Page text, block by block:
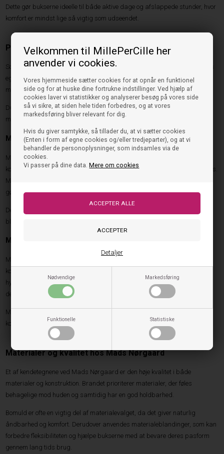
Velkommen til MillePerCille her
anvender vi cookies.
Vores hjemmeside sætter cookies for at opnår en funktionel
side og for at huske dine fortrukne indstillinger. Ved hjælp af
cookies laver vi statistikker og analyserer besøg på vores side
så vi sikre, at siden hele tiden forbedres, og at vores
markedsføring bliver relevant for dig.
Hvis du giver samtykke, så tillader du, at vi sætter cookies
(Enten i form af egne cookies og/eller tredjeparter), og at vi
behandler de personoplysninger, som indsamles via de
cookies.
Vi passer på dine data. Mere om cookies
Nødvendige Markedsføring
Funktionelle Statistiske
Detaljer
Dette gør bukserne ideelle til både aktive dage og afslappede stunder, hvor
komfort er mindst lige så vigtig som udseendet.
Populære modeller fra Mads Nørgaard
Sortimentet byder på flere forskellige typer bukser, der hver især har deres
egne styrker. Uanset om du foretrækker et afslappet look eller ønsker
maksimal komfort, findes der en model, som passer til behovet.
Du kan se det samlede udvalg afMads Nørgaard - Bukser
model, der passer bedst til garderoben.
Mads Nørgaard Sweatpants Stripe Verona
Mads Nørgaard Sweatpants Stripe Verona er en populær model, der
kombinerer afslappet komfort med brandets karakteristiske designunivers.
Modellen er ideel til hverdagsbrug og tilbyder en behagelig pasform, som
gør den velegnet til både skole, fritid og afslapning.
De gennemtænkte detaljer og den høje kvalitet gør bukserne til en favorit
blandt mange, der ønsker et moderne og komfortabelt look.
Mads Nørgaard Sweatpants Paya
Mads Nørgaard Sweatpants Paya er skabt med fokus på maksimal
komfort. Den bløde kvalitet og afslappede pasform gør modellen perfekt til
hyggelige dage og afslappede aktiviteter. Samtidig sikrer det stilrene
design, at bukserne nemt kan indgå som en del af et moderne outfit.
Modellen er et godt eksempel på, hvordan Mads Nørgaard formår at
kombinere funktionalitet og mode i ét produkt.
Materialer og kvalitet hos Mads Nørgaard
Et af kendetegnene ved Mads Nørgaard er den høje kvalitet i både
materialer og konstruktion. Brandet prioriterer materialer, der føles
behagelige mod huden og samtidig har en god holdbarhed.
Bomuld er ofte en vigtig del af materialevalget, da det giver naturlig
åndbarhed og komfort. Derudover anvendes materialeblandinger, som kan
forbedre fleksibiliteten og hjælpe bukserne med at bevare deres pasform
gennem lang tids brug.